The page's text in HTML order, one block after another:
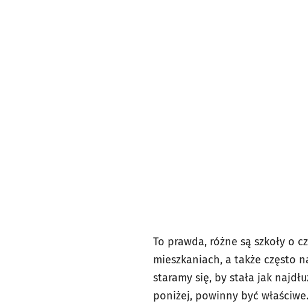
To prawda, różne są szkoły o
mieszkaniach, a także często
staramy się, by stała jak
poniżej, powinny być właściwe.